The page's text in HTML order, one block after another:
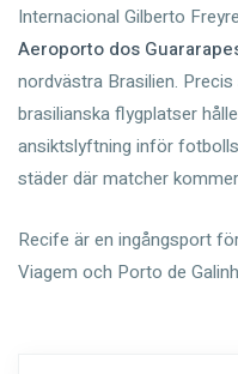
Internacional Gilberto
Aeroporto dos
nordvästra Brasilien.
brasilianska flygplatser
ansiktslyftning inför
städer där matcher
Recife är en ingångsport
Viagem och Porto de